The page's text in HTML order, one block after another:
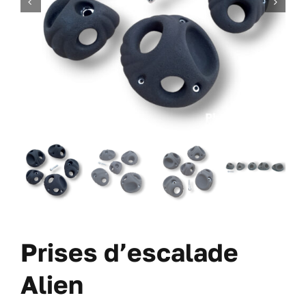
DES OFFRES
À PROPOS DE NOUS
BLOG
CARRITO
Prises d’escalade
Alien